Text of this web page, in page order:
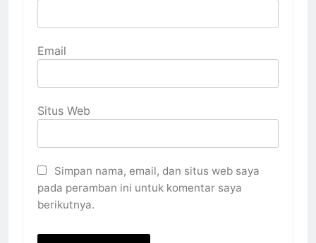
Email
Situs Web
Simpan nama, email, dan situs web saya
pada peramban ini untuk komentar saya
berikutnya.